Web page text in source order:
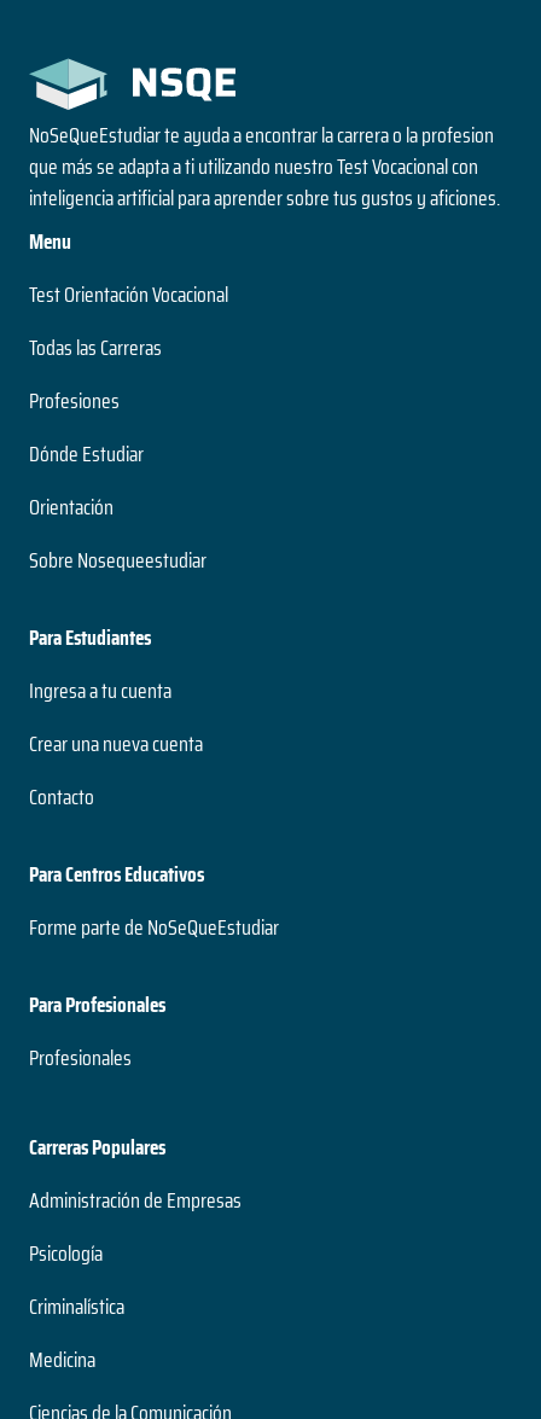
NoSeQueEstudiar te ayuda a encontrar la carrera o la profesion
que más se adapta a ti utilizando nuestro Test Vocacional con
inteligencia artificial para aprender sobre tus gustos y aficiones.
Menu
Test Orientación Vocacional
Todas las Carreras
Profesiones
Dónde Estudiar
Orientación
Sobre Nosequeestudiar
Para Estudiantes
Ingresa a tu cuenta
Crear una nueva cuenta
Contacto
Para Centros Educativos
Forme parte de NoSeQueEstudiar
Para Profesionales
Profesionales
Carreras Populares
Administración de Empresas
Psicología
Criminalística
Medicina